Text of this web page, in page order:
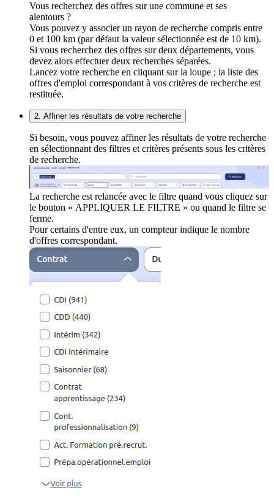
Vous recherchez des offres sur une commune et ses
alentours ?
Vous pouvez y associer un rayon de recherche compris entre
0 et 100 km (par défaut la valeur sélectionnée est de 10 km).
Si vous recherchez des offres sur deux départements, vous
devez alors effectuer deux recherches séparées.
Lancez votre recherche en cliquant sur la loupe ; la liste des
offres d'emploi correspondant à vos critères de recherche est
restituée.
2. Affiner les résultats de votre recherche
Si besoin, vous pouvez affiner les résultats de votre recherche
en sélectionnant des filtres et critères présents sous les critères
de recherche.
La recherche est relancée avec le filtre quand vous cliquez sur
le bouton « APPLIQUER LE FILTRE » ou quand le filtre se
ferme.
Pour certains d'entre eux, un compteur indique le nombre
d'offres correspondant.